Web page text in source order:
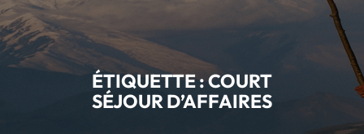
ÉTIQUETTE :COURT
SÉJOUR D’AFFAIRES